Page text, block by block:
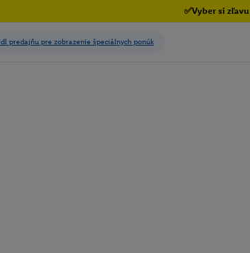
✅Vyber si